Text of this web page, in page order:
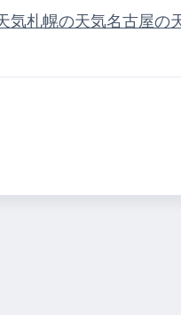
気札幌の天気名古屋の